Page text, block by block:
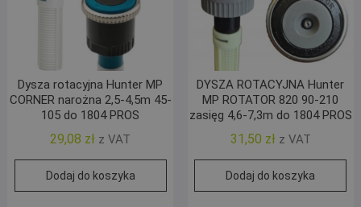
Dysza rotacyjna Hunter MP
CORNER narożna 2,5-4,5m 45-
105 do 1804 PROS
29,08 zł z VAT
Dodaj do koszyka
DYSZA ROTACYJNA Hunter
MP ROTATOR 820 90-210
zasięg 4,6-7,3m do 1804 PROS
31,50 zł z VAT
Dodaj do koszyka